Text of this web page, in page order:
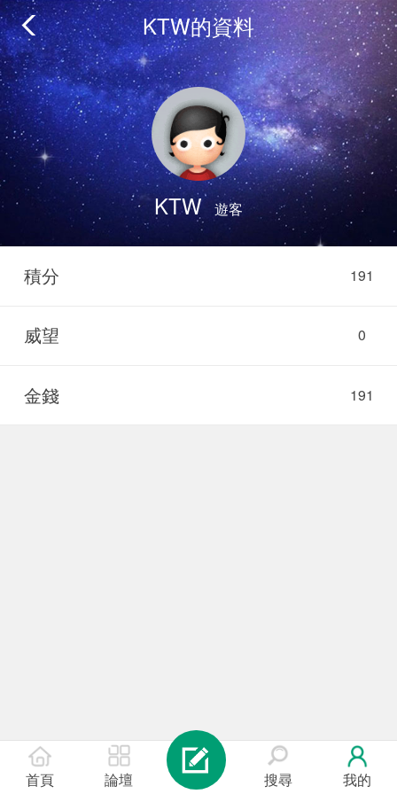
KTW的資料
KTW 遊客
191
積分
0
威望
191
金錢
首頁 論壇 搜尋 我的